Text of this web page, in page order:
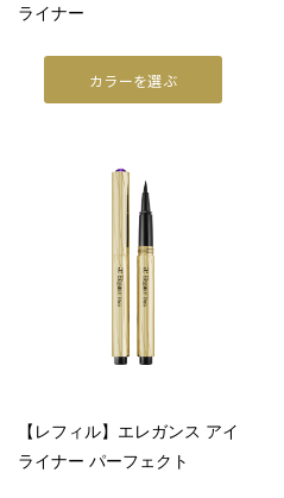
スポンジ・パフ
ベストコスメ
アーティスト
オンラインストア
ライナー
カラーを選ぶ
【レフィル】エレガンス アイ
ライナー パーフェクト